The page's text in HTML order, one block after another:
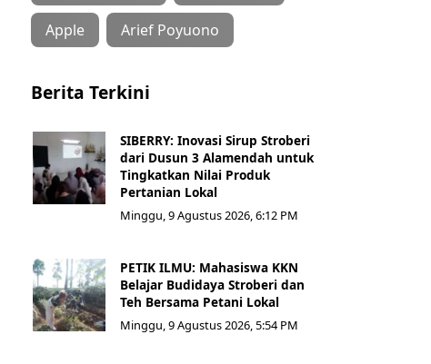
Apple Arief Poyuono
Berita Terkini
SIBERRY: Inovasi Sirup Stroberi
dari Dusun 3 Alamendah untuk
Tingkatkan Nilai Produk
Pertanian Lokal
Minggu, 9 Agustus 2026, 6:12 PM
PETIK ILMU: Mahasiswa KKN
Belajar Budidaya Stroberi dan
Teh Bersama Petani Lokal
Minggu, 9 Agustus 2026, 5:54 PM